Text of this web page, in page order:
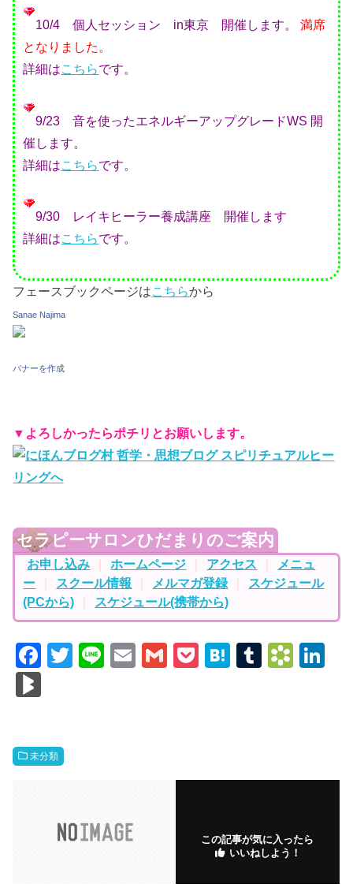
10/4 個人セッション in東京 開催します。満席
となりました。
詳細はこちらです。
9/23 音を使ったエネルギーアップグレードWS 開
催します。
詳細はこちらです。
9/30 レイキヒーラー養成講座 開催します
詳細はこちらです。
フェースブックページはこちらから
Sanae Najima
バナーを作成
▼よろしかったらポチリとお願いします。
セラピーサロンひだまりのご案内
お申し込み ホームページ アクセス
メニュ
ー
スクール情報 メルマガ登録
スケジュール
(PCから)
スケジュール(携帯から)
F
b
T
Li
E
G
P
H
T
B
ar
.fr
n
M
未分類
この記事が気に入ったら
いいねしよう！